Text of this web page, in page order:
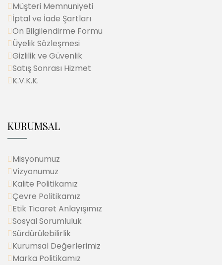
Müşteri Memnuniyeti
İptal ve İade Şartları
Ön Bilgilendirme Formu
Üyelik Sözleşmesi
Gizlilik ve Güvenlik
Satış Sonrası Hizmet
K.V.K.K.
KURUMSAL
Misyonumuz
Vizyonumuz
Kalite Politikamız
Çevre Politikamız
Etik Ticaret Anlayışımız
Sosyal Sorumluluk
Sürdürülebilirlik
Kurumsal Değerlerimiz
Marka Politikamız